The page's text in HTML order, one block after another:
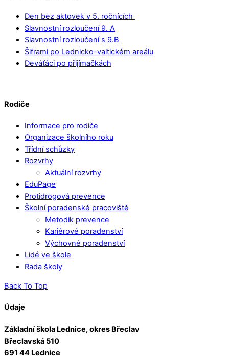
Den bez aktovek v 5. ročnících
Slavnostní rozloučení 9. A
Slavnostní rozloučení s 9.B
Šiframi po Lednicko-valtickém areálu
Deváťáci po přijímačkách
Rodiče
Informace pro rodiče
Organizace školního roku
Třídní schůzky
Rozvrhy
Aktuální rozvrhy
EduPage
Protidrogová prevence
Školní poradenské pracoviště
Metodik prevence
Kariérové poradenství
Výchovné poradenství
Lidé ve škole
Rada školy
Back To Top
Údaje
Základní škola Lednice, okres Břeclav
Břeclavská 510
691 44 Lednice